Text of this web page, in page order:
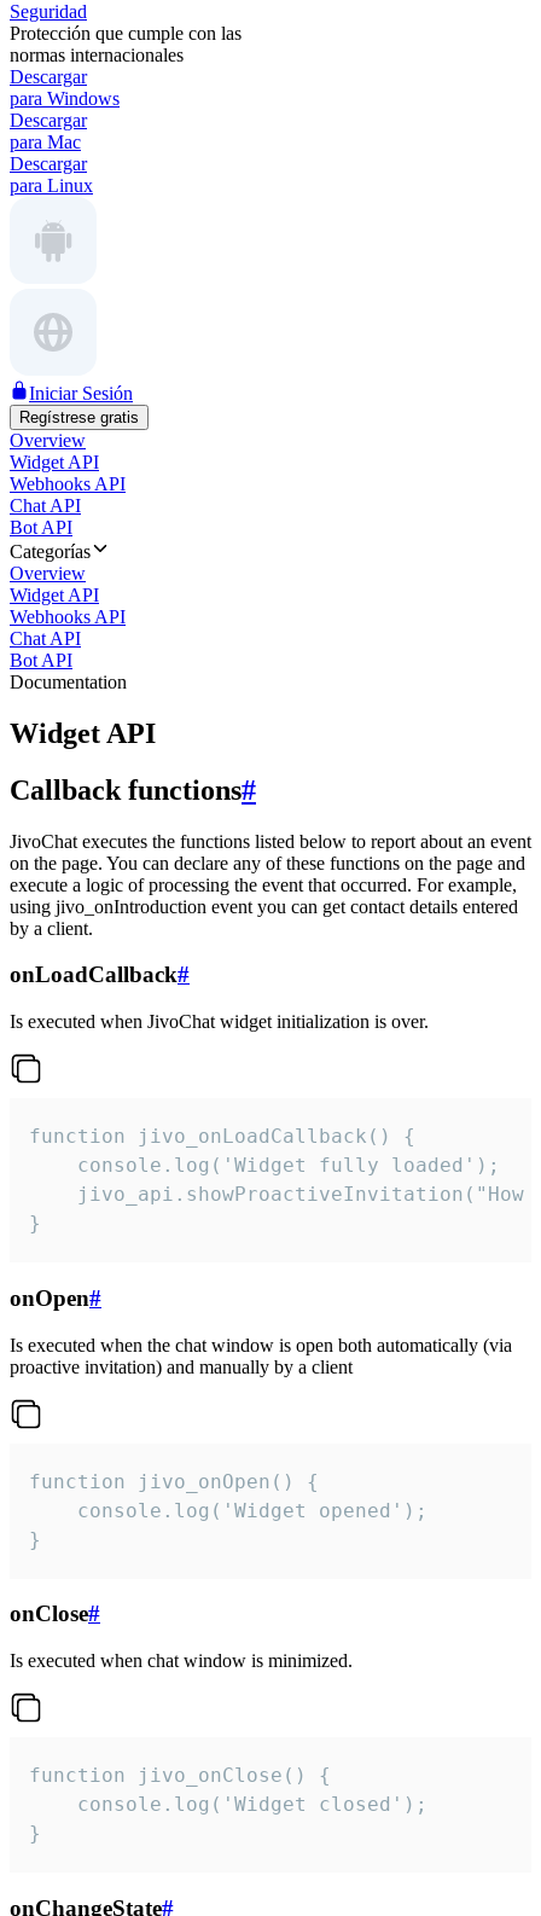
Seguridad
Protección que cumple con las
normas internacionales
Descargar
para Windows
Descargar
para Mac
Descargar
para Linux
Iniciar Sesión
Regístrese gratis
Overview
Widget API
Webhooks API
Chat API
Bot API
Categorías
Overview
Widget API
Webhooks API
Chat API
Bot API
Documentation
Widget API
Callback functions#
JivoChat executes the functions listed below to report about an event
on the page. You can declare any of these functions on the page and
execute a logic of processing the event that occurred. For example,
using jivo_onIntroduction event you can get contact details entered
by a client.
onLoadCallback#
Is executed when JivoChat widget initialization is over.
function jivo_onLoadCallback() {
    console.log('Widget fully loaded');
jivo_api.showProactiveInvitation("How
}
onOpen#
Is executed when the chat window is open both automatically (via
proactive invitation) and manually by a client
function jivo_onOpen() {
    console.log('Widget opened');
}
onClose#
Is executed when chat window is minimized.
function jivo_onClose() {
    console.log('Widget closed');
}
onChangeState#